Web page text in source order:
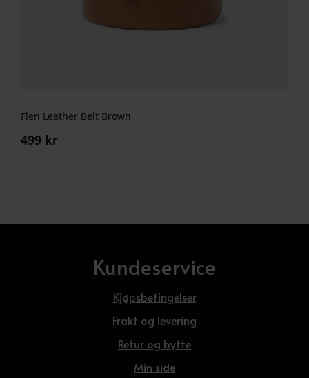
Flen Leather Belt Brown
499 kr
Kundeservice
Kjøpsbetingelser
Frakt og levering
Retur og bytte
Min side